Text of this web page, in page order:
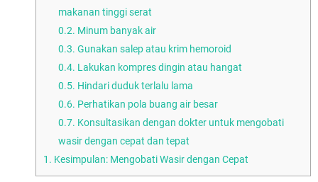
makanan tinggi serat
0.2. Minum banyak air
0.3. Gunakan salep atau krim hemoroid
0.4. Lakukan kompres dingin atau hangat
0.5. Hindari duduk terlalu lama
0.6. Perhatikan pola buang air besar
0.7. Konsultasikan dengan dokter untuk mengobati
wasir dengan cepat dan tepat
1. Kesimpulan: Mengobati Wasir dengan Cepat